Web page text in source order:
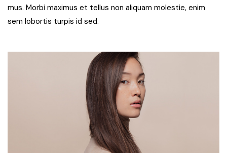
mus. Morbi maximus et tellus non aliquam molestie, enim
sem lobortis turpis id sed.